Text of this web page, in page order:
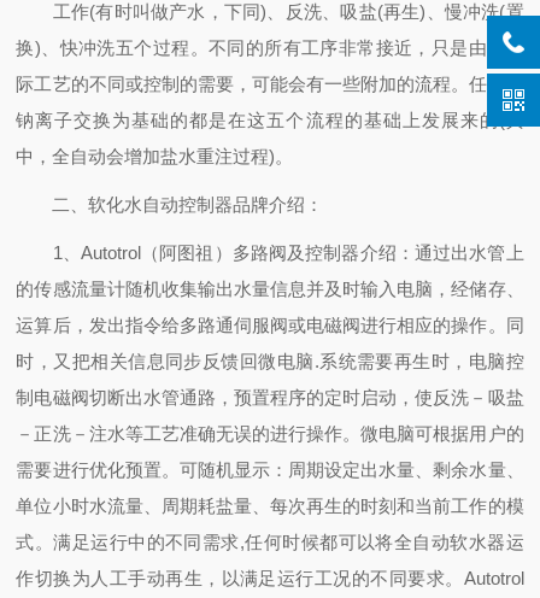
工作(有时叫做产水，下同)、反洗、吸盐(再生)、慢冲洗(置
换)、快冲洗五个过程。不同的所有工序非常接近，只是由于实
际工艺的不同或控制的需要，可能会有一些附加的流程。任何以
钠离子交换为基础的都是在这五个流程的基础上发展来的(其
中，全自动会增加盐水重注过程)。
二、软化水自动控制器品牌介绍：
1、Autotrol（阿图祖）多路阀及控制器介绍：通过出水管上
的传感流量计随机收集输出水量信息并及时输入电脑，经储存、
运算后，发出指令给多路通伺服阀或电磁阀进行相应的操作。同
时，又把相关信息同步反馈回微电脑.系统需要再生时，电脑控
制电磁阀切断出水管通路，预置程序的定时启动，使反洗－吸盐
－正洗－注水等工艺准确无误的进行操作。微电脑可根据用户的
需要进行优化预置。可随机显示：周期设定出水量、剩余水量、
单位小时水流量、周期耗盐量、每次再生的时刻和当前工作的模
式。满足运行中的不同需求,任何时候都可以将全自动软水器运
作切换为人工手动再生，以满足运行工况的不同要求。Autotrol